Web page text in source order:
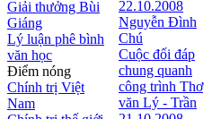
Giải thưởng Bùi
Giáng
Lý luận phê bình
văn học
Điểm nóng
Chính trị Việt
Nam
22.10.2008
Nguyễn Đình
Chú
Cuộc đối đáp
chung quanh
công trình Thơ
văn Lý - Trần